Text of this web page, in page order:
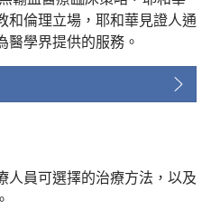
和倫理立場，耶和華見證人通
學界提供的服務。
人員可選擇的治療方法，以及